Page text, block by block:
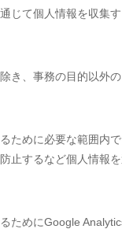
じて個人情報を収集
き、事務の目的以外
ために必要な範囲内
止するなど個人情報
ためにGoogle